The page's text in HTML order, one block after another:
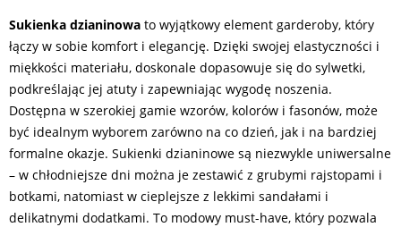
Sukienka dzianinowa to wyjątkowy element garderoby, który
łączy w sobie komfort i elegancję. Dzięki swojej elastyczności i
miękkości materiału, doskonale dopasowuje się do sylwetki,
podkreślając jej atuty i zapewniając wygodę noszenia.
Dostępna w szerokiej gamie wzorów, kolorów i fasonów, może
być idealnym wyborem zarówno na co dzień, jak i na bardziej
formalne okazje. Sukienki dzianinowe są niezwykle uniwersalne
– w chłodniejsze dni można je zestawić z grubymi rajstopami i
botkami, natomiast w cieplejsze z lekkimi sandałami i
delikatnymi dodatkami. To modowy must-have, który pozwala